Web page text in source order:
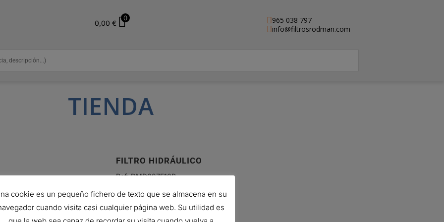
965 038 797
info@filtrosrodman.com
0,00 €
0
TIENDA
FILTRO HIDRÁULICO
Ref: DMD087E10B
141,92€
Hay existencias (puede reservarse)
cookie es un pequeño fichero de texto que se almacena en su
cuando visita casi cualquier página web. Su utilidad es